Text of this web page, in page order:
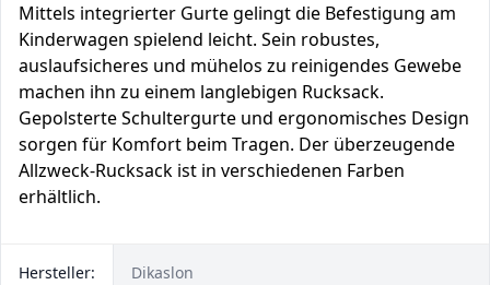
Mittels integrierter Gurte gelingt die Befestigung am
Kinderwagen spielend leicht. Sein robustes,
auslaufsicheres und mühelos zu reinigendes Gewebe
machen ihn zu einem langlebigen Rucksack.
Gepolsterte Schultergurte und ergonomisches Design
sorgen für Komfort beim Tragen. Der überzeugende
Allzweck-Rucksack ist in verschiedenen Farben
erhältlich.
Hersteller: Dikaslon